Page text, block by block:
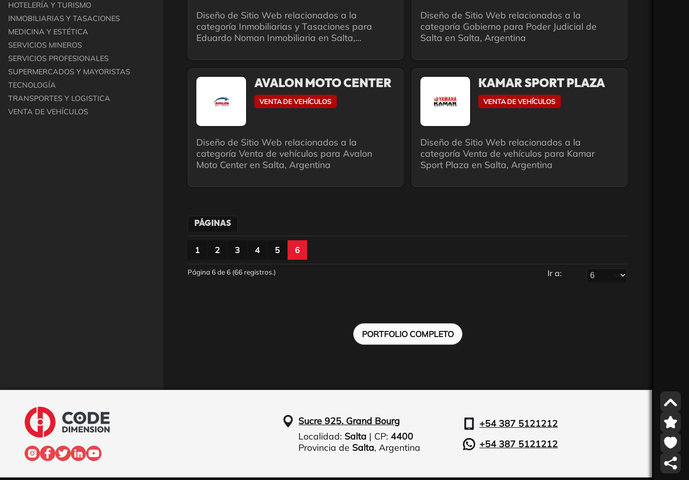
HOTELERÍA Y TURISMO
INMOBILIARIAS Y TASACIONES
MEDICINA Y ESTÉTICA
SERVICIOS MINEROS
SERVICIOS PROFESIONALES
SUPERMERCADOS Y MAYORISTAS
TECNOLOGÍA
TRANSPORTES Y LOGISTICA
VENTA DE VEHÍCULOS
Diseño de Sitio Web relacionados a la
categoría Inmobiliarias y Tasaciones para
Eduardo Noman Inmobiliaria en Salta,...
Diseño de Sitio Web relacionados a la
categoría Gobierno para Poder Judicial de
Salta en Salta, Argentina
AVALON MOTO CENTER
VENTA DE VEHÍCULOS
Diseño de Sitio Web relacionados a la
categoría Venta de vehículos para Avalon
Moto Center en Salta, Argentina
KAMAR SPORT PLAZA
VENTA DE VEHÍCULOS
Diseño de Sitio Web relacionados a la
categoría Venta de vehículos para Kamar
Sport Plaza en Salta, Argentina
PÁGINAS
1 2 3 4 5 6
Página 6 de 6 (66 registros.) Ir a:
PORTFOLIO COMPLETO
Sucre 925. Grand Bourg
Localidad: Salta | CP:4400
Provincia de Salta, Argentina
+54 387 5121212
+54 387 5121212